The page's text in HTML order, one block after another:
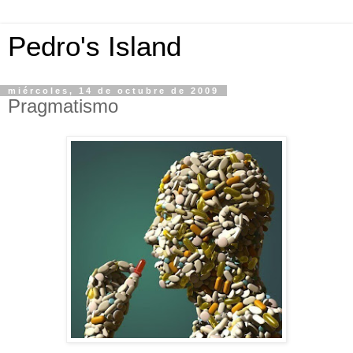
Pedro's Island
miércoles, 14 de octubre de 2009
Pragmatismo